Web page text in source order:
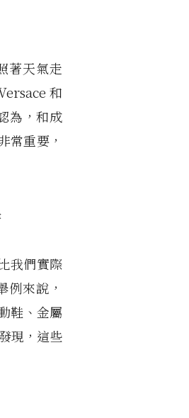
著天氣走
和
為，和成
重要，
我們實際
來說，
鞋、金屬
現，這些